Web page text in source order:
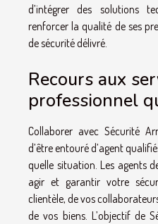
d’intégrer des solutions
renforcer la qualité de ses
de sécurité délivré.
Recours aux
professionnel
Collaborer avec Sécurité
d’être entouré d’agent
quelle situation. Les agents
agir et garantir votre
clientèle, de vos
de vos biens. L’objectif de